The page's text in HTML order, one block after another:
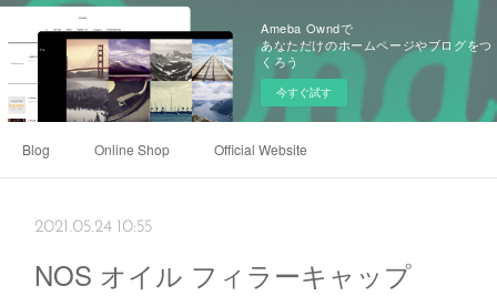
Ameba Owndで
あなただけのホームページやブログをつ
くろう
今すぐ試す
Blog Online Shop Official Website
2021.05.24 10:55
NOS オイル フィラーキャップ